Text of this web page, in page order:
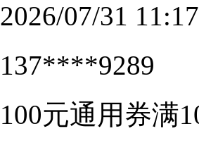
2026/07/31
137****9289
100元通用券满